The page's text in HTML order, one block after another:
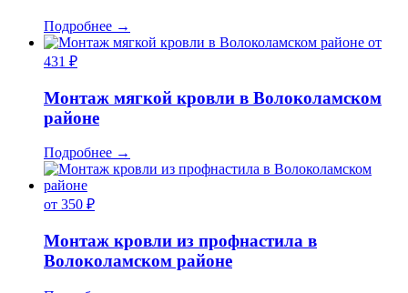
Подробнее →
от
431 ₽
Монтаж мягкой кровли в Волоколамском
районе
Подробнее →
от 350 ₽
Монтаж кровли из профнастила в
Волоколамском районе